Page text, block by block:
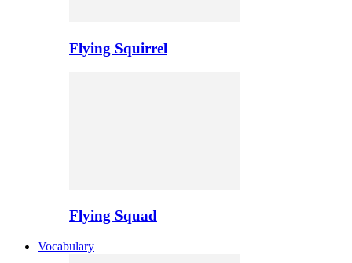
Flying Squirrel
Flying Squad
Vocabulary